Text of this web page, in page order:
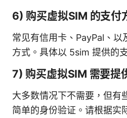
6) 购买虚拟SIM 的支付
常见有信用卡、PayPal、以
方式。具体以 5sim 提供的
7) 购买虚拟SIM 需要提
大多数情况下不需要，但有
简单的身份验证。请根据实